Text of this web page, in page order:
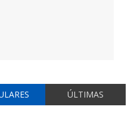
ÚLTIMAS